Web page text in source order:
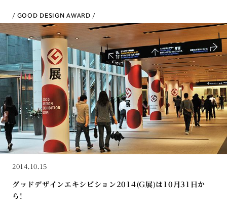
GOOD DESIGN AWARD
2014.10.15
グッドデザインエキシビション2014(G展)は10月31日か
ら!